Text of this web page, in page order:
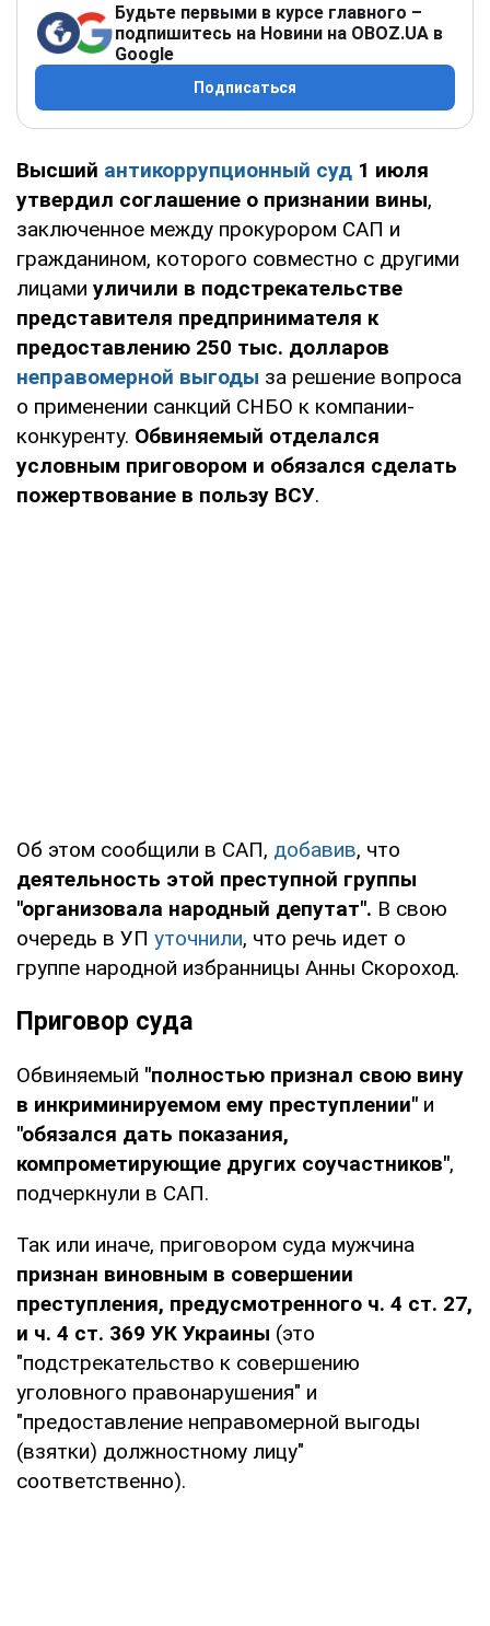
Будьте первыми в курсе главного –
подпишитесь на Новини на OBOZ.UA в
Google
Подписаться
Высший антикоррупционный суд 1 июля
утвердил соглашение о признании вины,
заключенное между прокурором САП и
гражданином, которого совместно с другими
лицами уличили в подстрекательстве
представителя предпринимателя к
предоставлению 250 тыс. долларов
неправомерной выгоды за решение вопроса
о применении санкций СНБО к компании-
конкуренту. Обвиняемый отделался
условным приговором и обязался сделать
пожертвование в пользу ВСУ.
Об этом сообщили в САП, добавив, что
деятельность этой преступной группы
"организовала народный депутат". В свою
очередь в УП уточнили, что речь идет о
группе народной избранницы Анны Скороход.
Приговор суда
Обвиняемый "полностью признал свою вину
в инкриминируемом ему преступлении" и
"обязался дать показания,
компрометирующие других соучастников",
подчеркнули в САП.
Так или иначе, приговором суда мужчина
признан виновным в совершении
преступления, предусмотренного ч. 4 ст. 27,
и ч. 4 ст. 369 УК Украины (это
"подстрекательство к совершению
уголовного правонарушения" и
"предоставление неправомерной выгоды
(взятки) должностному лицу"
соответственно).